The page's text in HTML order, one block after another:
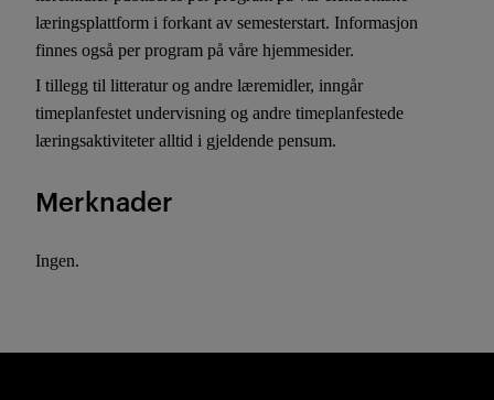
læringsplattform i forkant av semesterstart. Informasjon
finnes også per program på våre hjemmesider.
I tillegg til litteratur og andre læremidler, inngår
timeplanfestet undervisning og andre timeplanfestede
læringsaktiviteter alltid i gjeldende pensum.
Merknader
Ingen.